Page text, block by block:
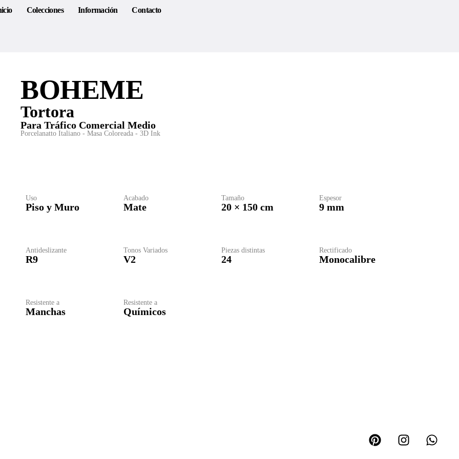
Colecciones Información Contacto
BOHEME
Tortora
Para Tráfico Comercial Medio
Porcelanatto Italiano - Masa Coloreada - 3D Ink
Uso
Piso y Muro
Acabado
Mate
Tamaño
20 × 150 cm
Espesor
9 mm
Antideslizante
R9
Tonos Variados
V2
Piezas distintas
24
Rectificado
Monocalibre
Resistente a
Manchas
Resistente a
Químicos